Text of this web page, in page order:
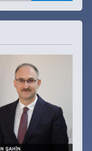
VE BİATHLON
KURSU
Bakanlığı Kara,
Kuvvetleri
2026 Yılı
Sporcu Branşı
Er Temini Başvuruları